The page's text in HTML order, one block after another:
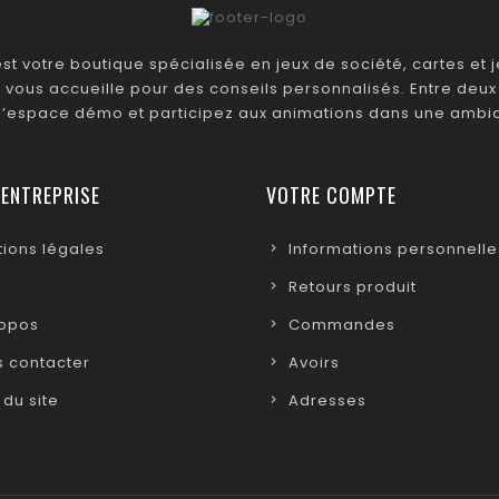
votre boutique spécialisée en jeux de société, cartes et
vous accueille pour des conseils personnalisés. Entre
démo et participez aux animations dans une
légales
contacter
site
VOTRE COMPTE
Informations
Retours produit
Commandes
Avoirs
Adresses